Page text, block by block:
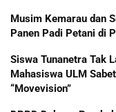
Musim Kemarau dan
Panen Padi Petani di
Siswa Tunanetra Tak
Mahasiswa ULM
“Movevision”